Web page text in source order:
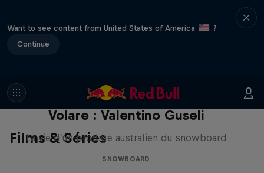
Want to see content from United States of America
?
Continue
Films & Séries
Volare : Valentino Guseli
La vie d’un prodige australien du snowboard
SNOWBOARD